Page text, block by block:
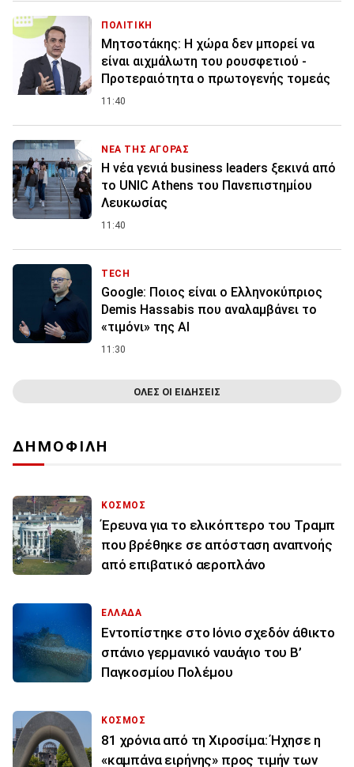
ΠΟΛΙΤΙΚΗ
Μητσοτάκης: Η χώρα δεν μπορεί να
είναι αιχμάλωτη του ρουσφετιού -
Προτεραιότητα ο πρωτογενής τομεάς
11:40
ΝΕΑ ΤΗΣ ΑΓΟΡΑΣ
Η νέα γενιά business leaders ξεκινά από
το UNIC Athens του Πανεπιστημίου
Λευκωσίας
11:40
TECH
Google: Ποιος είναι ο Ελληνοκύπριος
Demis Hassabis που αναλαμβάνει το
«τιμόνι» της ΑΙ
11:30
ΟΛΕΣ ΟΙ ΕΙΔΗΣΕΙΣ
ΔΗΜΟΦΙΛΗ
ΚΟΣΜΟΣ
Έρευνα για το ελικόπτερο του Τραμπ
που βρέθηκε σε απόσταση αναπνοής
από επιβατικό αεροπλάνο
ΕΛΛΑΔΑ
Εντοπίστηκε στο Ιόνιο σχεδόν άθικτο
σπάνιο γερμανικό ναυάγιο του Β’
Παγκοσμίου Πολέμου
ΚΟΣΜΟΣ
81 χρόνια από τη Χιροσίμα: Ήχησε η
«καμπάνα ειρήνης» προς τιμήν των